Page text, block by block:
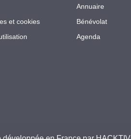
et cookies
Annuaire
Bénévolat
Agenda